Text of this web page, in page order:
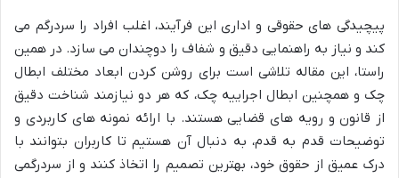
پیچیدگی های حقوقی و اداری این فرآیند، اغلب افراد را سردرگم می
کند و نیاز به راهنمایی دقیق و شفاف را دوچندان می سازد. در همین
راستا، این مقاله تلاشی است برای روشن کردن ابعاد مختلف ابطال
چک و همچنین ابطال اجراییه چک، که هر دو نیازمند شناخت دقیق
از قانون و رویه های قضایی هستند. با ارائه نمونه های کاربردی و
توضیحات قدم به قدم، به دنبال آن هستیم تا کاربران بتوانند با
درک عمیق از حقوق خود، بهترین تصمیم را اتخاذ کنند و از سردرگمی